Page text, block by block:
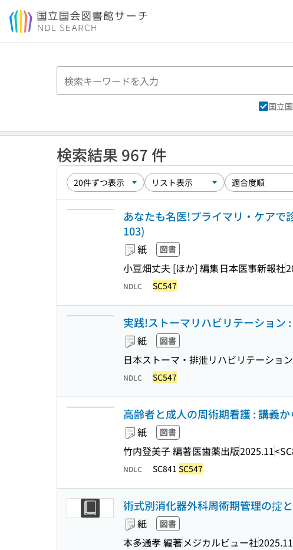
本文へ移動
国立
検索結果 967 件
あなたも名医!プライマリ・ケアで
103)
紙 図書
小豆畑丈夫 [ほか] 編集日本医事新報社
NDLC SC547
実践!ストーマリハビリテーション
紙 図書
日本ストーマ・排泄リハビリテーショ
NDLC SC547
高齢者と成人の周術期看護 : 講義
紙 図書
竹内登美子 編著医歯薬出版2025.11
NDLC SC841 SC547
術式別消化器外科周術期管理の掟
紙 図書
本多通孝 編著メジカルビュー社2025.11